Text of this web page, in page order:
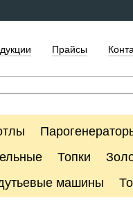
Прайсы
Топки
машины